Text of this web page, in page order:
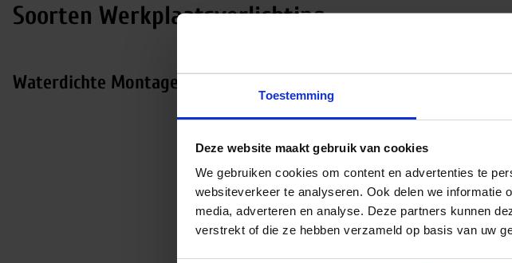
Toestemming
Deze website maakt gebruik van cookies
We gebruiken cookies om content en advertenties te
websiteverkeer te analyseren. Ook delen we
media, adverteren en analyse. Deze partners kunnen
verstrekt of die ze hebben verzameld op basis van uw
Soorten Werkplaatsverlichting
Waterdichte Montagebalken